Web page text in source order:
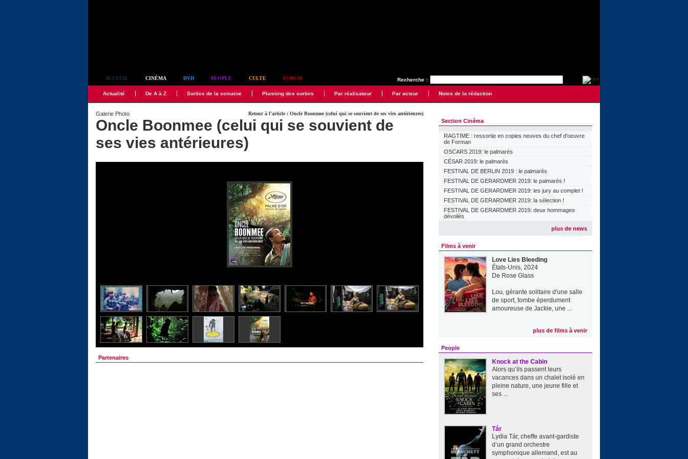
Recherche :
ACCUEIL CINÉMA DVD PEOPLE CULTE FORUM
Actualité De A à Z Sorties de la semaine Planning des sorties Par réalisateur Par acteur Notes de la rédaction
Retour à l'article : Oncle Boonmee (celui qui se souvient de ses vies antérieures)
Galerie Photo
Oncle Boonmee (celui qui se souvient de
ses vies antérieures)
Partenaires
Section Cinéma
RAGTIME : ressortie en copies neuves du chef d'oeuvre
de Forman
OSCARS 2019: le palmarès
CÉSAR 2019: le palmarès
FESTIVAL DE BERLIN 2019 : le palmarès
FESTIVAL DE GERARDMER 2019: le palmarès !
FESTIVAL DE GERARDMER 2019: les jury au complet !
FESTIVAL DE GERARDMER 2019: la sélection !
FESTIVAL DE GERARDMER 2019: deux hommages
dévoilés
plus de news
Films à venir
Love Lies Bleeding
États-Unis, 2024
De Rose Glass
Lou, gérante solitaire d'une salle
de sport, tombe éperdument
amoureuse de Jackie, une ...
plus de films à venir
People
Knock at the Cabin
Alors qu’ils passent leurs
vacances dans un chalet isolé en
pleine nature, une jeune fille et
ses ...
Tár
Lydia Tár, cheffe avant-gardiste
d’un grand orchestre
symphonique allemand, est au